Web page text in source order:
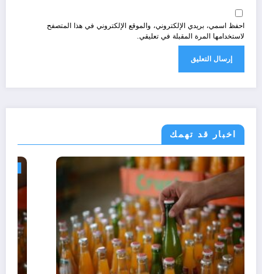
احفظ اسمي، بريدي الإلكتروني، والموقع الإلكتروني في هذا المتصفح
لاستخدامها المرة المقبلة في تعليقي.
اخبار قد تهمك
مجتمع